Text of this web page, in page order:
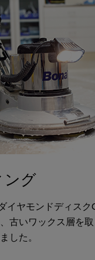
ング
イヤモンドディスク
古いワックス層を
した。